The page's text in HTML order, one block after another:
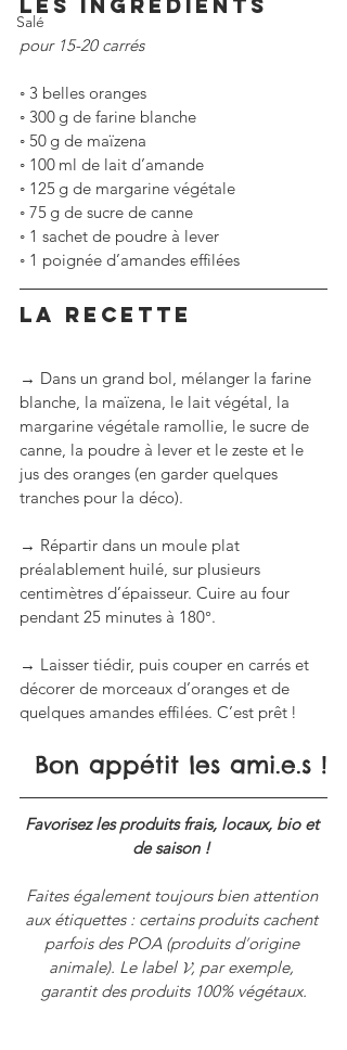
Salé
LES INGRÉDIENTS
pour 15-20 carrés
◦ 3 belles oranges
◦ 300 g de farine blanche
◦ 50 g de maïzena
◦ 100 ml de lait d’amande
◦ 125 g de margarine végétale
◦ 75 g de sucre de canne
◦ 1 sachet de poudre à lever
◦ 1 poignée d’amandes effilées
LA RECETTE
→ Dans un grand bol, mélanger la farine
blanche, la maïzena, le lait végétal, la
margarine végétale ramollie, le sucre de
canne, la poudre à lever et le zeste et le
jus des oranges (en garder quelques
tranches pour la déco).
→ Répartir dans un moule plat
préalablement huilé, sur plusieurs
centimètres d’épaisseur. Cuire au four
pendant 25 minutes à 180°.
→ Laisser tiédir, puis couper en carrés et
décorer de morceaux d’oranges et de
quelques amandes effilées. C’est prêt !
Bon appétit les ami.e.s !
Favorisez les produits frais, locaux, bio et
de saison !
Faites également toujours bien attention
aux étiquettes : certains produits cachent
parfois des POA (produits d’origine
animale). Le label 𝓥, par exemple,
garantit des produits 100% végétaux.